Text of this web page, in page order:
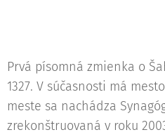
Prvá písomná zmienka o
1327. V súčasnosti má
meste sa nachádza
zrekonštruovaná v roku